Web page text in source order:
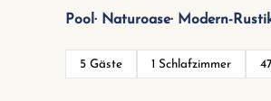
Pool Naturoase Modern-
5 Gäste 1 Schlafzimmer